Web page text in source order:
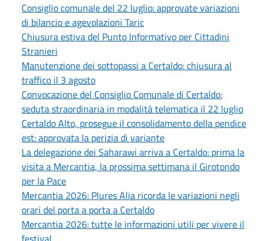
Consiglio comunale del 22 luglio: approvate variazioni
di bilancio e agevolazioni Taric
Chiusura estiva del Punto Informativo per Cittadini
Stranieri
Manutenzione dei sottopassi a Certaldo: chiusura al
traffico il 3 agosto
Convocazione del Consiglio Comunale di Certaldo:
seduta straordinaria in modalità telematica il 22 luglio
Certaldo Alto, prosegue il consolidamento della pendice
est: approvata la perizia di variante
La delegazione dei Saharawi arriva a Certaldo: prima la
visita a Mercantia, la prossima settimana il Girotondo
per la Pace
Mercantia 2026: Plures Alia ricorda le variazioni negli
orari del porta a porta a Certaldo
Mercantia 2026: tutte le informazioni utili per vivere il